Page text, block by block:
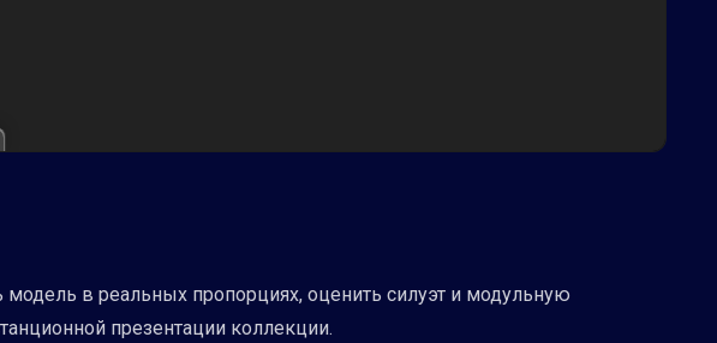
в реальных пропорциях, оценить силуэт и модульную
презентации коллекции.